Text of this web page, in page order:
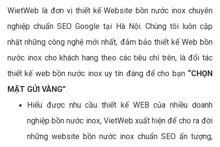
WietWeb là đơn vị thiết kế Website bồn nước inox chuyên
nghiệp chuẩn SEO Google tại Hà Nội. Chúng tôi luôn cập
nhật những công nghệ mới nhất, đảm bảo thiết kế Web bồn
nước inox cho khách hang theo các tiêu chí trên, là đối tác
thiết kế web bồn nước inox uy tín đáng để cho bạn “CHỌN
MẶT GỬI VÀNG”.
Hiểu được nhu cầu thiết kế WEB của nhiều doanh
nghiệp bồn nước inox, VietWeb xuất hiện để cho ra đời
những website bồn nước inox chuẩn SEO ấn tượng,